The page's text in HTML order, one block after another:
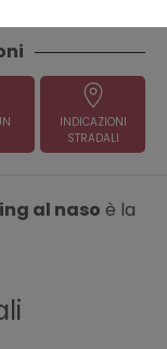
INDICAZIONI
STRADALI
al naso è la